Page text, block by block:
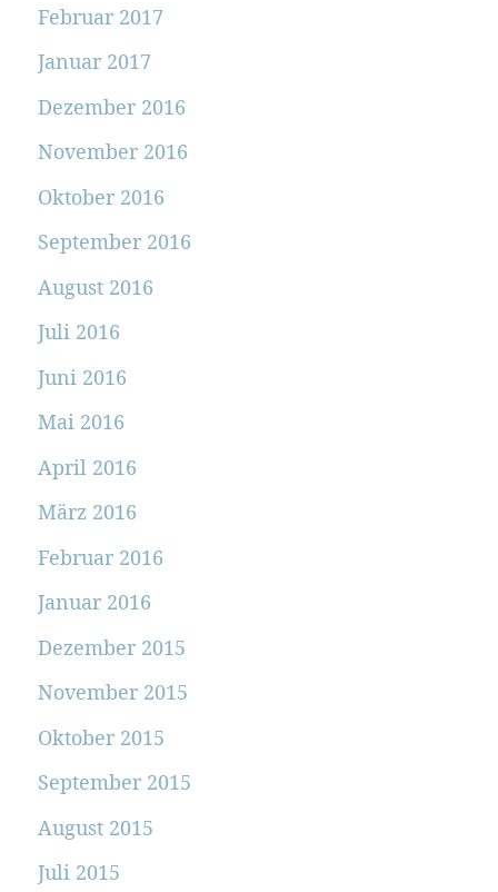
Februar 2017
Januar 2017
Dezember 2016
November 2016
Oktober 2016
September 2016
August 2016
Juli 2016
Juni 2016
Mai 2016
April 2016
März 2016
Februar 2016
Januar 2016
Dezember 2015
November 2015
Oktober 2015
September 2015
August 2015
Juli 2015